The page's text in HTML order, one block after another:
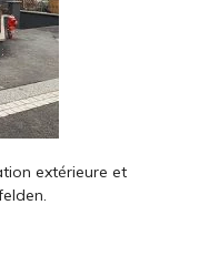
extérieure et